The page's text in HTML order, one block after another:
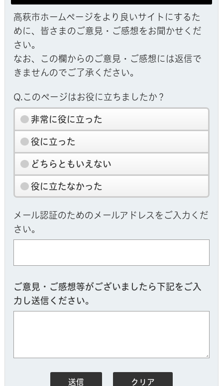
高萩市ホームページをより良いサイトにするた
めに、皆さまのご意見・ご感想をお聞かせくだ
さい。
なお、この欄からのご意見・ご感想には返信で
きませんのでご了承ください。
Q.このページはお役に立ちましたか？
非常に役に立った
役に立った
どちらともいえない
役に立たなかった
メール認証のためのメールアドレスをご入力くだ
さい。
ご意見・ご感想等がございましたら下記をご入
力し送信ください。